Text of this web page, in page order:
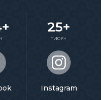
25+
тисяч
Instagram